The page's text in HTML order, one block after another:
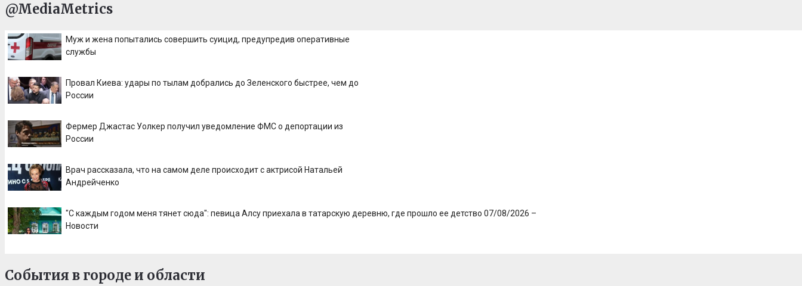
@MediaMetrics
Муж и жена попытались совершить суицид, предупредив оперативные
службы
Провал Киева: удары по тылам добрались до Зеленского быстрее, чем до
России
Фермер Джастас Уолкер получил уведомление ФМС о депортации из
России
Врач рассказала, что на самом деле происходит с актрисой Натальей
Андрейченко
"С каждым годом меня тянет сюда": певица Алсу приехала в татарскую деревню, где прошло ее детство 07/08/2026 –
Новости
События в городе и области